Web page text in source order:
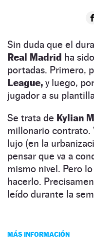
Sin duda que el
Real Madrid ha
portadas. Primero,
League, y luego,
jugador a su
Se trata de Kylian
millonario contrato.
lujo (en la
pensar que va a
mismo nivel. Pero
hacerlo.
leído durante la
MÁS INFORMACIÓN